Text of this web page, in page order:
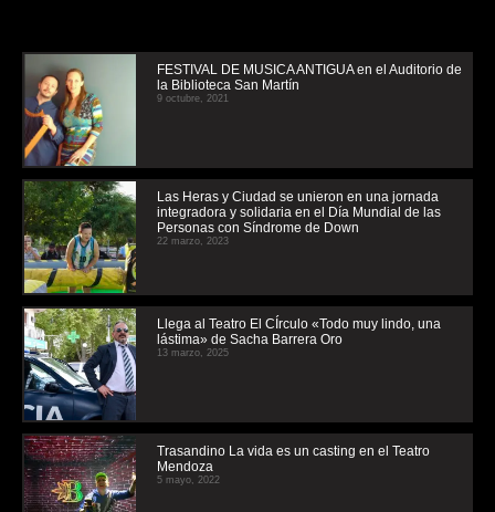
FESTIVAL DE MUSICA ANTIGUA en el Auditorio de
la Biblioteca San Martín
9 octubre, 2021
Las Heras y Ciudad se unieron en una jornada
integradora y solidaria en el Día Mundial de las
Personas con Síndrome de Down
22 marzo, 2023
Llega al Teatro El CÍrculo «Todo muy lindo, una
lástima» de Sacha Barrera Oro
13 marzo, 2025
Trasandino La vida es un casting en el Teatro
Mendoza
5 mayo, 2022